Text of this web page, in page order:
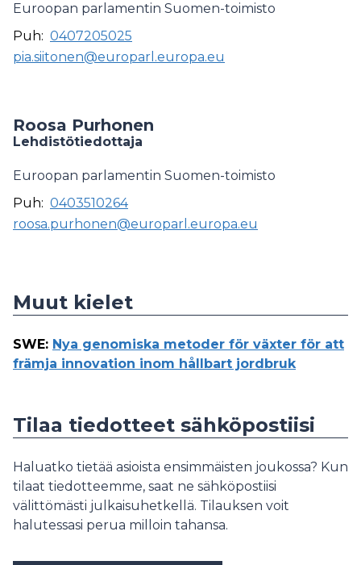
Euroopan parlamentin Suomen-toimisto
Puh: 0407205025
pia.siitonen@europarl.europa.eu
Roosa Purhonen
Lehdistötiedottaja
Euroopan parlamentin Suomen-toimisto
Puh: 0403510264
roosa.purhonen@europarl.europa.eu
Muut kielet
SWE: Nya genomiska metoder för växter för att
främja innovation inom hållbart jordbruk
Tilaa tiedotteet sähköpostiisi
Haluatko tietää asioista ensimmäisten joukossa? Kun
tilaat tiedotteemme, saat ne sähköpostiisi
välittömästi julkaisuhetkellä. Tilauksen voit
halutessasi perua milloin tahansa.